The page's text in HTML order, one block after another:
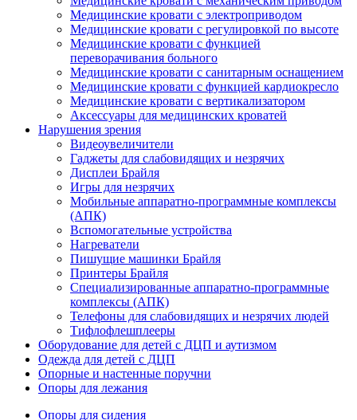
Медицинские кровати с электроприводом
Медицинские кровати с регулировкой по высоте
Медицинские кровати с функцией
переворачивания больного
Медицинские кровати с санитарным оснащением
Медицинские кровати с функцией кардиокресло
Медицинские кровати с вертикализатором
Аксессуары для медицинских кроватей
Нарушения зрения
Видеоувеличители
Гаджеты для слабовидящих и незрячих
Дисплеи Брайля
Игры для незрячих
Мобильные аппаратно-программные комплексы
(АПК)
Вспомогательные устройства
Нагреватели
Пишущие машинки Брайля
Принтеры Брайля
Специализированные аппаратно-программные
комплексы (АПК)
Телефоны для слабовидящих и незрячих людей
Тифлофлешплееры
Оборудование для детей с ДЦП и аутизмом
Одежда для детей с ДЦП
Опорные и настенные поручни
Опоры для лежания
Опоры для сидения